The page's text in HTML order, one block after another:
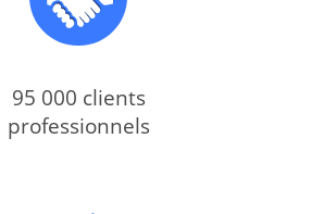
95 000 clients
professionnels